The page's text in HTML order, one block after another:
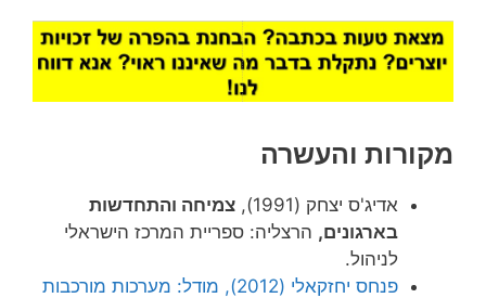
מקורות והעשרה
אדיג'ס יצחק (1991),
צמיחה והתחדשות
בארגונים, הרצליה: ספריית המרכז הישראלי
לניהול.
פנחס יחזקאלי (2012), מודל: מערכות מורכבות